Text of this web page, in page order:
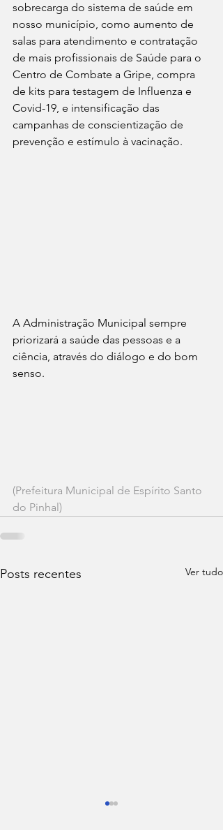
sobrecarga do sistema de saúde em
nosso município, como aumento de
salas para atendimento e contratação
de mais profissionais de Saúde para o
Centro de Combate a Gripe, compra
de kits para testagem de Influenza e
Covid-19, e intensificação das
campanhas de conscientização de
prevenção e estímulo à vacinação.
A Administração Municipal sempre
priorizará a saúde das pessoas e a
ciência, através do diálogo e do bom
senso.
(Prefeitura Municipal de Espírito Santo
do Pinhal)
Posts recentes Ver tudo